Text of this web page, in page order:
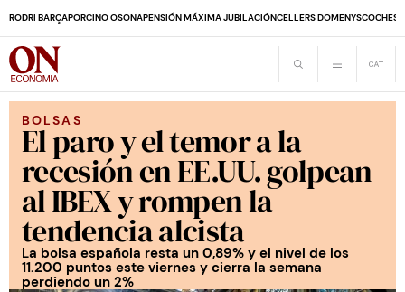
RODRI BARÇAPORCINO OSONAPENSIÓN MÁXIMA JUBILACIÓNCELLERS DOMENYSCOCHES
BOLSAS
El paro y el temor a la
recesión en EE.UU. golpean
al IBEX y rompen la
tendencia alcista
La bolsa española resta un 0,89% y el nivel de los
11.200 puntos este viernes y cierra la semana
perdiendo un 2%